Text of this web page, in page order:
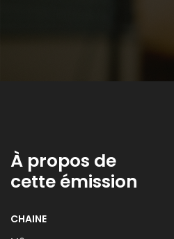
À propos de
cette émission
CHAINE